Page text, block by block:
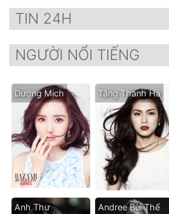
TIN 24H
NGƯỜI NỔI TIẾNG
Dương Mịch Tăng Thanh Hà
Anh Thư
Andree Bùi Thế